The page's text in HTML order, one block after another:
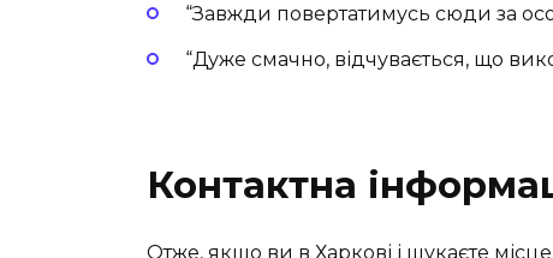
“Завжди повертатимусь сюди за
“Дуже смачно, відчувається, що
Контактна
Отже, якщо ви в Харкові і шукаєте